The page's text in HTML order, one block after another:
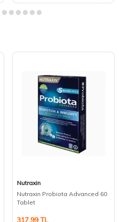
Nutraxin
Nutraxin Probiota Advanced 60
Tablet
317,99TL